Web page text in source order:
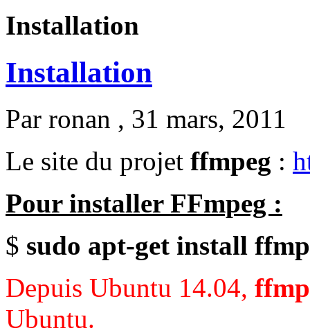
Installation
Installation
Par ronan , 31 mars, 2011
Le site du projet ffmpeg :
Pour installer FFmpeg :
$ sudo apt-get install
Depuis Ubuntu 14.04,
Ubuntu.